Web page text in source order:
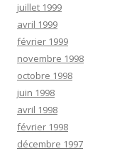
juillet 1999
avril 1999
février 1999
novembre 1998
octobre 1998
juin 1998
avril 1998
février 1998
décembre 1997